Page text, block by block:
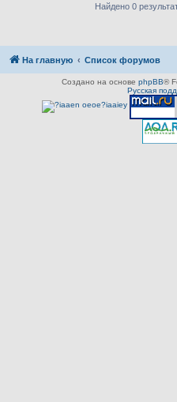
Найдено 0
На главную Список форумов
Создано на основе phpBB®
Русская